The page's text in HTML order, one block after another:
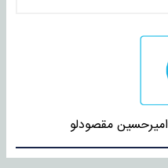
امیرحسین مقصودلو